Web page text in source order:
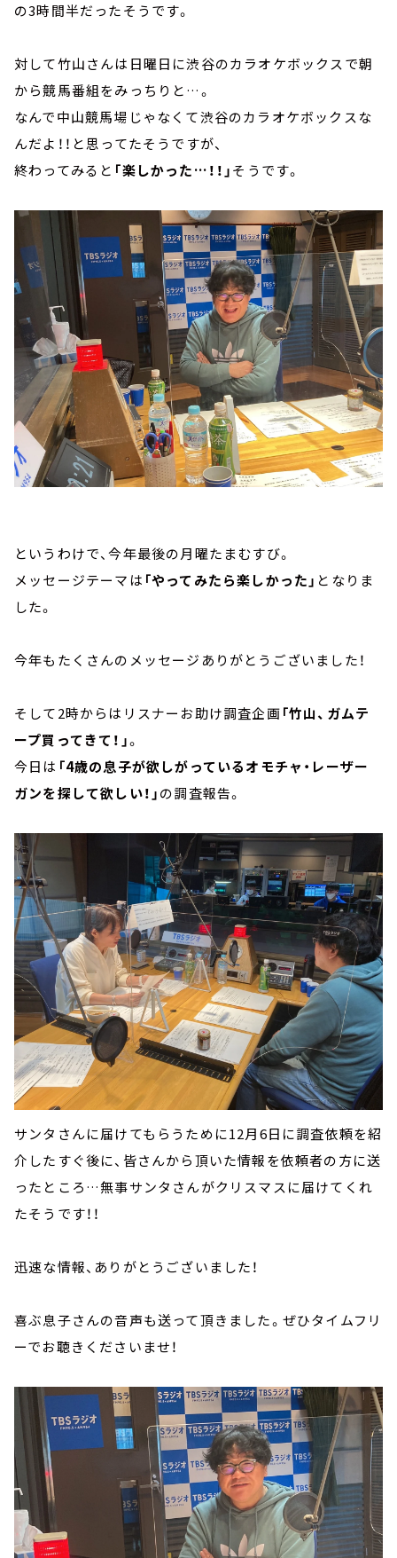
の3時間半だったそうです。
対して竹山さんは日曜日に渋谷のカラオケボックスで朝
から競馬番組をみっちりと…。
なんで中山競馬場じゃなくて渋谷のカラオケボックスな
んだよ！！と思ってたそうですが、
終わってみると 「楽しかった…！！」そうです。
というわけで、今年最後の月曜たまむすび。
メッセージテーマは 「やってみたら楽しかった」 となりま
した。
今年もたくさんのメッセージありがとうございました！
そして2時からはリスナーお助け調査企画「竹山、ガムテ
ープ買ってきて！」。
今日は 「4歳の息子が欲しがっているオモチャ・レーザー
ガンを探して欲しい！」の調査報告。
サンタさんに届けてもらうために12月6日に調査依頼を紹
介したすぐ後に、皆さんから頂いた情報を依頼者の方に送
ったところ…無事サンタさんがクリスマスに届けてくれ
たそうです！！
迅速な情報、ありがとうございました！
喜ぶ息子さんの音声も送って頂きました。ぜひタイムフリ
ーでお聴きくださいませ！